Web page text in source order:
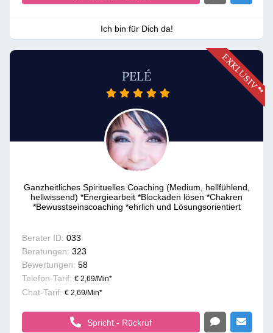
Ich bin für Dich da!
PELÉ
Ganzheitliches Spirituelles Coaching (Medium, hellfühlend,
hellwissend) *Energiearbeit *Blockaden lösen *Chakren
*Bewusstseinscoaching *ehrlich und Lösungsorientiert
Berater ID: 033
Beratungen: 323
Bewertungen: 58
Telefon-Tarif: € 2,69/Min*
Chat-Tarif: € 2,69/Min*
Spricht - Rückruf